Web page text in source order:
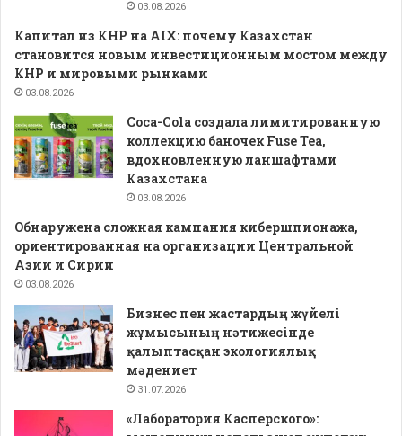
03.08.2026
Капитал из КНР на AIX: почему Казахстан
становится новым инвестиционным мостом между
КНР и мировыми рынками
03.08.2026
Coca-Cola создала лимитированную
коллекцию баночек Fuse Tea,
вдохновленную ланшафтами
Казахстана
03.08.2026
Обнаружена сложная кампания кибершпионажа,
ориентированная на организации Центральной
Азии и Сирии
03.08.2026
Бизнес пен жастардың жүйелі
жұмысының нәтижесінде
қалыптасқан экологиялық
мәдениет
31.07.2026
«Лаборатория Касперского»: